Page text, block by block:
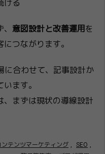
ける
意図設計と改善運用 を
つながります。
に合わせて、記事設計か
ます。
、まずは現状の導線設計
ンテンツマーケティング , SEO ,